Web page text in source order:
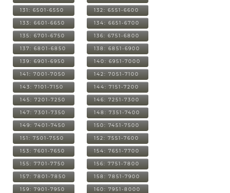
131: 6501-6550 132: 6551-6600
133: 6601-6650 134: 6651-6700
135: 6701-6750 136: 6751-6800
137: 6801-6850 138: 6851-6900
139: 6901-6950 140: 6951-7000
141: 7001-7050 142: 7051-7100
143: 7101-7150 144: 7151-7200
145: 7201-7250 146: 7251-7300
147: 7301-7350 148: 7351-7400
149: 7401-7450 150: 7451-7500
151: 7501-7550 152: 7551-7600
153: 7601-7650 154: 7651-7700
155: 7701-7750 156: 7751-7800
157: 7801-7850 158: 7851-7900
159: 7901-7950 160: 7951-8000